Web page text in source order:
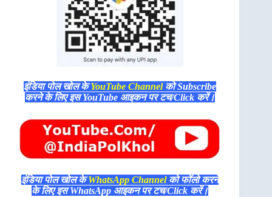
इंडिया पोल खोल केYouTube Channelको Subscribe
करने के लिए इस YouTube आइकन पर टच/Click करें।
इंडिया पोल खोल केWhatsApp Channelको फॉलो करने
के लिए इस WhatsApp आइकन पर टच/Click करें।